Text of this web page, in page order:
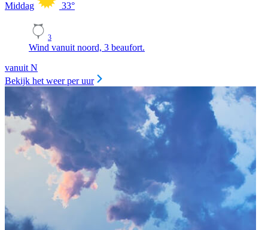
Middag 33°
3
Wind vanuit noord, 3 beaufort.
vanuit N
Bekijk het weer per uur